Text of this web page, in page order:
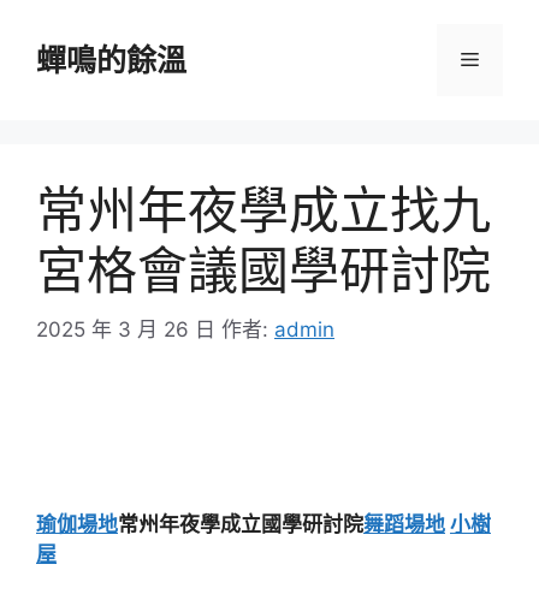
蟬鳴的餘溫 選
常州年夜學成立找九
宮格會議國學研討院
2025 年 3 月 26 日 作者: admin
瑜伽場地常州年夜學成立國學研討院舞蹈場地 小樹
屋